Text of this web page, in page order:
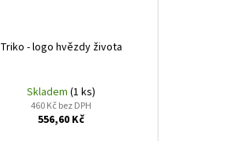
Triko - logo hvězdy života
Skladem(1 ks)
460 Kč bez DPH
556,60 Kč